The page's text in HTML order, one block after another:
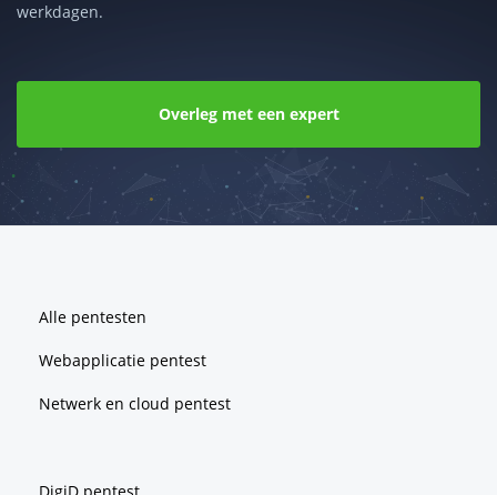
werkdagen.
Overleg met een expert
Alle pentesten
Webapplicatie pentest
Netwerk en cloud pentest